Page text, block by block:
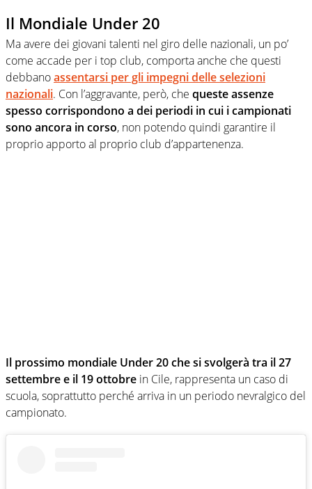
Il Mondiale Under 20
Ma avere dei giovani talenti nel giro delle nazionali, un po’
come accade per i top club, comporta anche che questi
debbanoassentarsi per gli impegni delle selezioni
nazionali. Con l’aggravante, però, che queste assenze
spesso corrispondono a dei periodi in cui i campionati
sono ancora in corso, non potendo quindi garantire il
proprio apporto al proprio club d’appartenenza.
Il prossimo mondiale Under 20 che si svolgerà tra il 27
settembre e il 19 ottobre in Cile, rappresenta un caso di
scuola, soprattutto perché arriva in un periodo nevralgico del
campionato.